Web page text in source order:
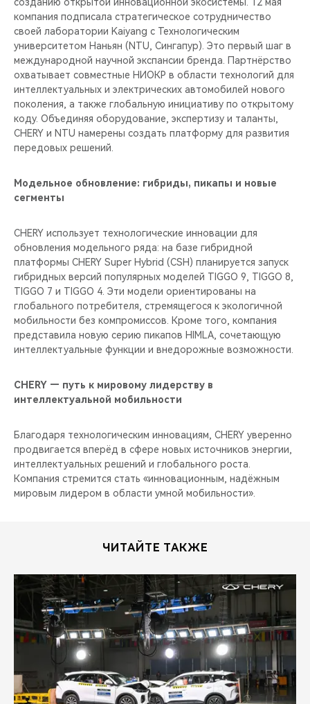
компания подписала стратегическое сотрудничество
своей лаборатории Kaiyang с Технологическим
университетом Наньян (NTU, Сингапур). Это первый шаг в
международной научной экспансии бренда. Партнёрство
охватывает совместные НИОКР в области технологий для
интеллектуальных и электрических автомобилей нового
поколения, а также глобальную инициативу по открытому
коду. Объединяя оборудование, экспертизу и таланты,
CHERY и NTU намерены создать платформу для развития
передовых решений.
Модельное обновление: гибриды, пикапы и новые
сегменты
CHERY использует технологические инновации для
обновления модельного ряда: на базе гибридной
платформы CHERY Super Hybrid (CSH) планируется запуск
гибридных версий популярных моделей TIGGO 9, TIGGO 8,
TIGGO 7 и TIGGO 4. Эти модели ориентированы на
глобального потребителя, стремящегося к экологичной
мобильности без компромиссов. Кроме того, компания
представила новую серию пикапов HIMLA, сочетающую
интеллектуальные функции и внедорожные возможности.
CHERY — путь к мировому лидерству в
интеллектуальной мобильности
Благодаря технологическим инновациям, CHERY уверенно
продвигается вперёд в сфере новых источников энергии,
интеллектуальных решений и глобального роста.
Компания стремится стать «инновационным, надёжным
мировым лидером в области умной мобильности».
ЧИТАЙТЕ ТАКЖЕ